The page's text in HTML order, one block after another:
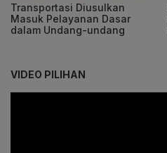
Transportasi Diusulkan
Masuk Pelayanan Dasar
dalam Undang-undang
VIDEO PILIHAN